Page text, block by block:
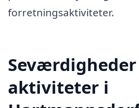
forretningsaktiviteter.
aktiviteter i